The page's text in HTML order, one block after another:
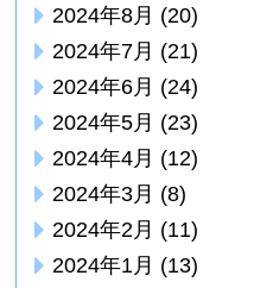
2024年8月 (20)
2024年7月 (21)
2024年6月 (24)
2024年5月 (23)
2024年4月 (12)
2024年3月 (8)
2024年2月 (11)
2024年1月 (13)